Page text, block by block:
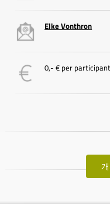
Elke Vonthron
0,- € per